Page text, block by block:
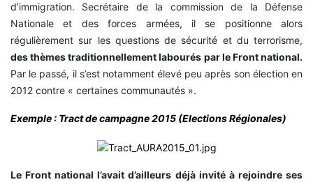
d’immigration. Secrétaire de la commission de la Défense
Nationale et des forces armées, il se positionne alors
régulièrement sur les questions de sécurité et du terrorisme,
des thèmes traditionnellement labourés par le Front national.
Par le passé, il s’est notamment élevé peu après son élection en
2012 contre « certaines communautés ».
Exemple : Tract de campagne 2015 (Elections Régionales)
Le Front national l’avait d’ailleurs déjà invité à rejoindre ses